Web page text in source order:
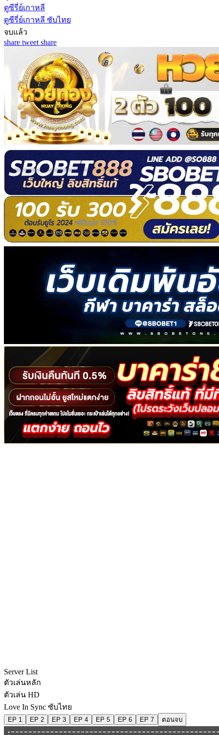
ดูซีรี่ย์เกาหลี
ดูซีรี่ย์เกาหลี ซับไทย
จบแล้ว
share tweet share
Server List
ตัวเล่นหลัก
ตัวเล่น HD
Love In Sync ซับไทย
EP 1 EP 2 EP 3 EP 4 EP 5 EP 6 EP 7 ตอนจบ